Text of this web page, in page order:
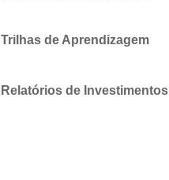
Trilhas de Aprendizagem
Relatórios de Investimentos